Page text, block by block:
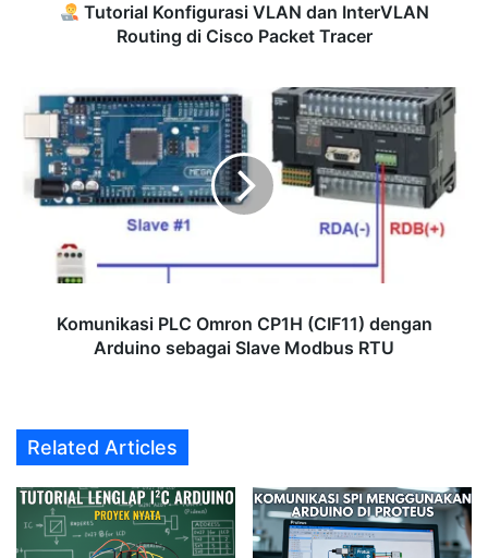
Tutorial Konfigurasi VLAN dan InterVLAN
Routing di Cisco Packet Tracer
Komunikasi
PLC
Omron
CP1H
(CIF11)
dengan
sebagai
Komunikasi PLC Omron CP1H (CIF11) dengan
Arduino sebagai Slave Modbus RTU
Related Articles